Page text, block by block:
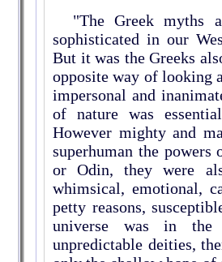
"The Greek myths
sophisticated in our
But it was the Greeks
opposite way of looking
impersonal and
of nature was
However mighty and
superhuman the
or Odin, they were
whimsical, emotional,
petty reasons,
universe was in
unpredictable deities,